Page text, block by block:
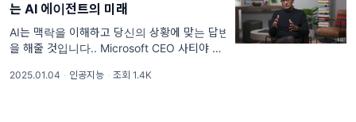
는 AI 에이전트의 미래
AI는 맥락을 이해하고 당신의 상황에 맞는 답변
을 해줄 것입니다.. Microsoft CEO 사티야 나
2024년 12월 13일 공개된 인터뷰 내용을 리뷰
2025.01.04 · 인공지능 · 조회 1.4K